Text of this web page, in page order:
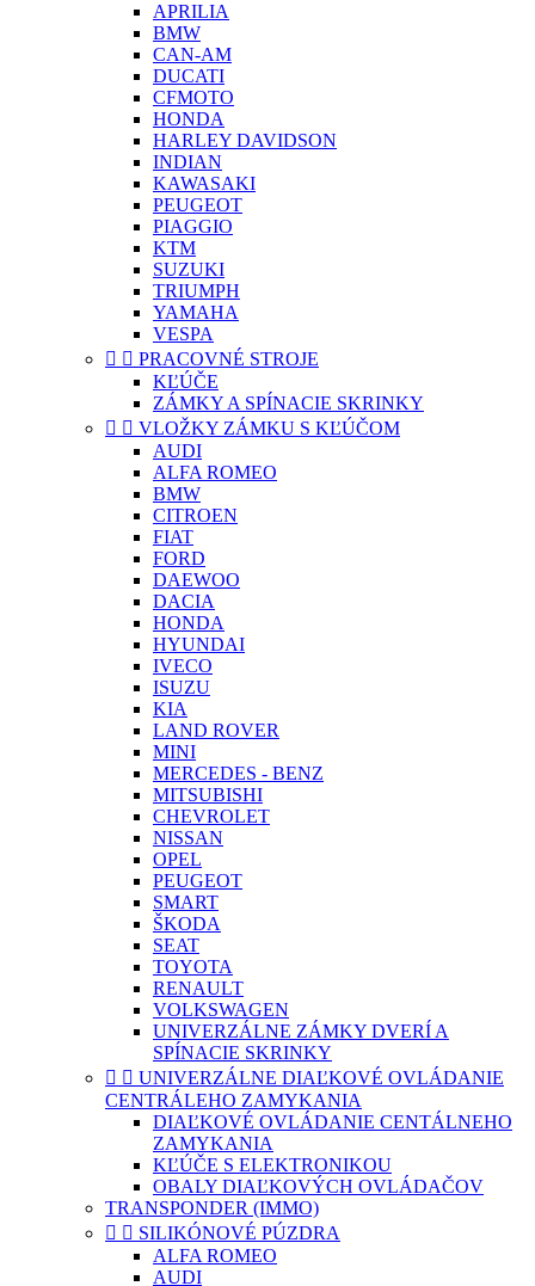
APRILIA
BMW
CAN-AM
DUCATI
CFMOTO
HONDA
HARLEY DAVIDSON
INDIAN
KAWASAKI
PEUGEOT
PIAGGIO
KTM
SUZUKI
TRIUMPH
YAMAHA
VESPA
  PRACOVNÉ STROJE
KĽÚČE
ZÁMKY A SPÍNACIE SKRINKY
  VLOŽKY ZÁMKU S KĽÚČOM
AUDI
ALFA ROMEO
BMW
CITROEN
FIAT
FORD
DAEWOO
DACIA
HONDA
HYUNDAI
IVECO
ISUZU
KIA
LAND ROVER
MINI
MERCEDES - BENZ
MITSUBISHI
CHEVROLET
NISSAN
OPEL
PEUGEOT
SMART
ŠKODA
SEAT
TOYOTA
RENAULT
VOLKSWAGEN
UNIVERZÁLNE ZÁMKY DVERÍ A
SPÍNACIE SKRINKY
  UNIVERZÁLNE DIAĽKOVÉ OVLÁDANIE
CENTRÁLEHO ZAMYKANIA
DIAĽKOVÉ OVLÁDANIE CENTÁLNEHO
ZAMYKANIA
KĽÚČE S ELEKTRONIKOU
OBALY DIAĽKOVÝCH OVLÁDAČOV
TRANSPONDER (IMMO)
  SILIKÓNOVÉ PÚZDRA
ALFA ROMEO
AUDI